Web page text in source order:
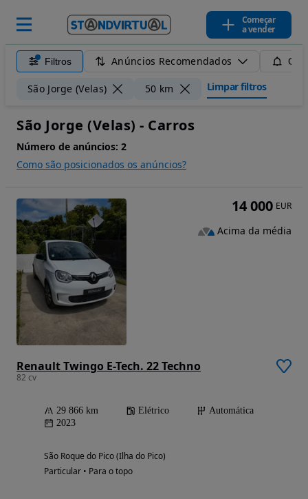
Começar
a vender
Filtros Anúncios Recomendados
São Jorge (Velas) 50 km Limpar filtros
São Jorge (Velas) - Carros
Número de anúncios: 2
Como são posicionados os anúncios?
Renault Twingo E-Tech. 22 Techno
82 cv
29 866 km Elétrico
Automática
2023
São Roque do Pico (Ilha do Pico)
Particular • Para o topo
14 000 EUR
Acima da média